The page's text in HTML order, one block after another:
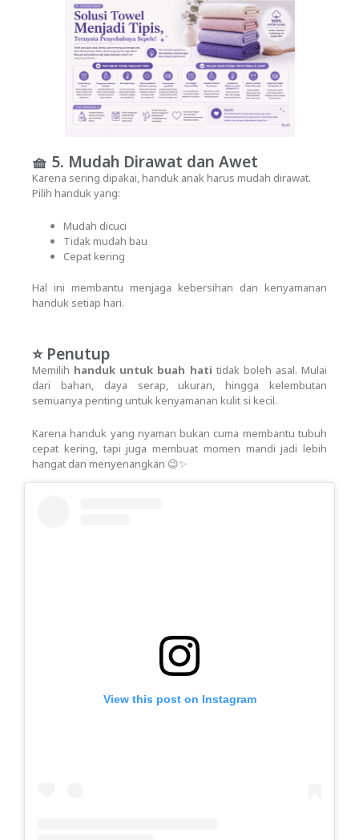
🧺 5. Mudah Dirawat dan Awet
Karena sering dipakai, handuk anak harus mudah dirawat.
Pilih handuk yang:
Mudah dicuci
Tidak mudah bau
Cepat kering
Hal ini membantu menjaga kebersihan dan kenyamanan
handuk setiap hari.
⭐ Penutup
Memilih handuk untuk buah hati tidak boleh asal. Mulai
dari bahan, daya serap, ukuran, hingga kelembutan
semuanya penting untuk kenyamanan kulit si kecil.
Karena handuk yang nyaman bukan cuma membantu tubuh
cepat kering, tapi juga membuat momen mandi jadi lebih
hangat dan menyenangkan 😉✨
View this post on Instagram